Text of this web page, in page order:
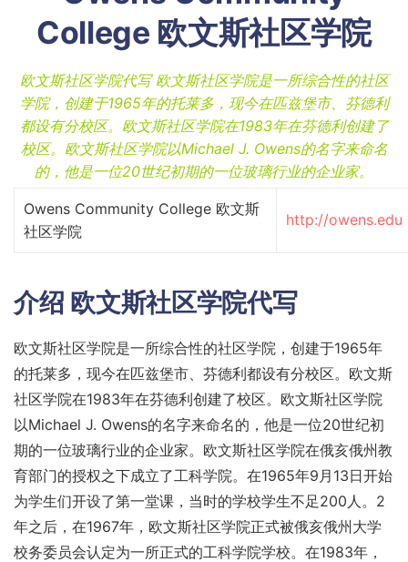
College 欧文斯社区学院
欧文斯社区学院代写 欧文斯社区学院是一所综合性的社区
学院，创建于1965年的托莱多，现今在匹兹堡市、芬德利
都设有分校区。欧文斯社区学院在1983年在芬德利创建了
校区。欧文斯社区学院以Michael J. Owens的名字来命名
的，他是一位20世纪初期的一位玻璃行业的企业家。
Owens Community College 欧文斯
社区学院
http://owens.edu
介绍 欧文斯社区学院代写
欧文斯社区学院是一所综合性的社区学院，创建于1965年
的托莱多，现今在匹兹堡市、芬德利都设有分校区。欧文斯
社区学院在1983年在芬德利创建了校区。欧文斯社区学院
以Michael J. Owens的名字来命名的，他是一位20世纪初
期的一位玻璃行业的企业家。欧文斯社区学院在俄亥俄州教
育部门的授权之下成立了工科学院。在1965年9月13日开始
为学生们开设了第一堂课，当时的学校学生不足200人。2
年之后，在1967年，欧文斯社区学院正式被俄亥俄州大学
校务委员会认定为一所正式的工科学院学校。在1983年，